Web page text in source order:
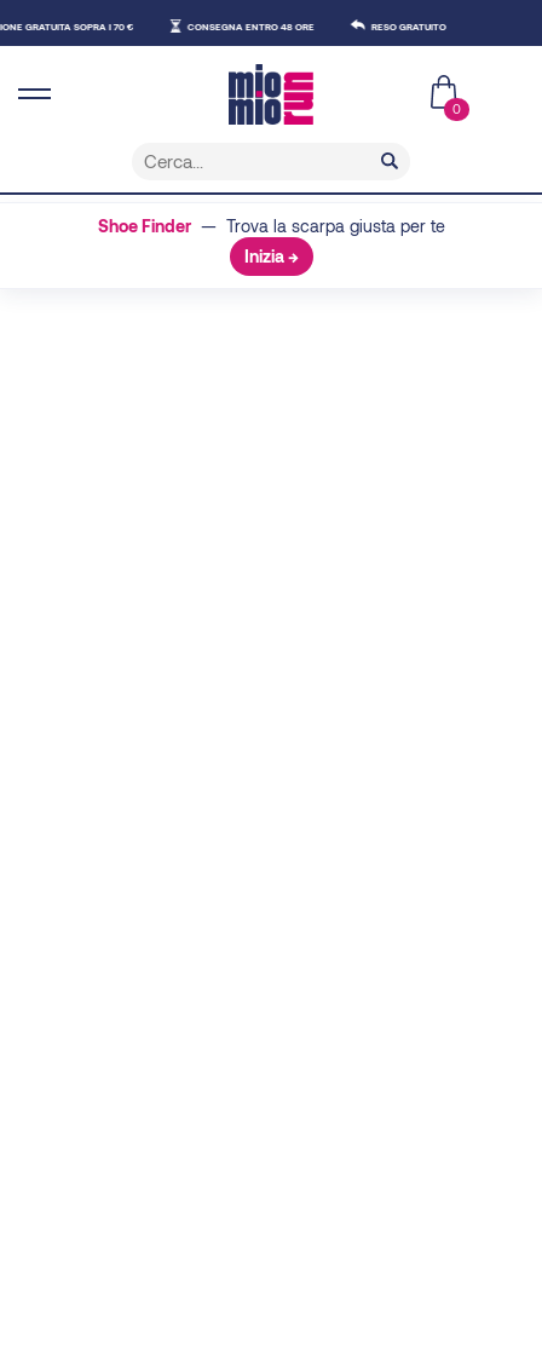
SOPRA I 70 € CONSEGNA ENTRO 48 ORE RESO GRATUITO
0
Shoe Finder— Trova la scarpa giusta per te
Inizia →